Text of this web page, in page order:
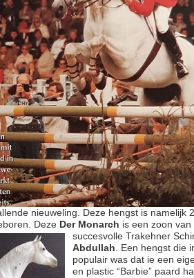
nieuweling. Deze hengst is namelijk
Deze Der Monarch is een zoon van
succesvolle Trakehner
Abdullah. Een hengst die
populair was dat ie een
en plastic “Barbie” paard